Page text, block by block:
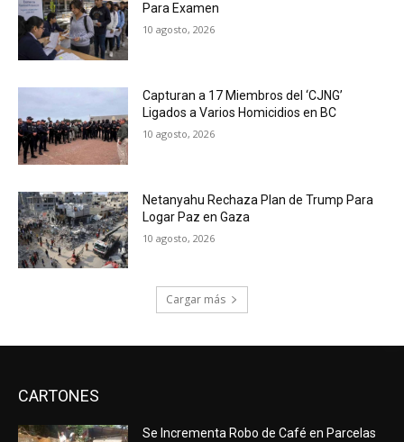
Para Examen
10 agosto, 2026
Capturan a 17 Miembros del ‘CJNG’
Ligados a Varios Homicidios en BC
10 agosto, 2026
Netanyahu Rechaza Plan de Trump Para
Logar Paz en Gaza
10 agosto, 2026
Cargar más
CARTONES
Se Incrementa Robo de Café en Parcelas